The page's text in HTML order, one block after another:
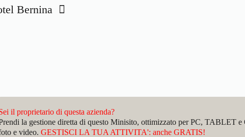
Bernina
il proprietario di questa azienda?
la gestione diretta di questo Minisito, ottimizzato per PC,
e video. GESTISCI LA TUA ATTIVITA': anche GRATIS!